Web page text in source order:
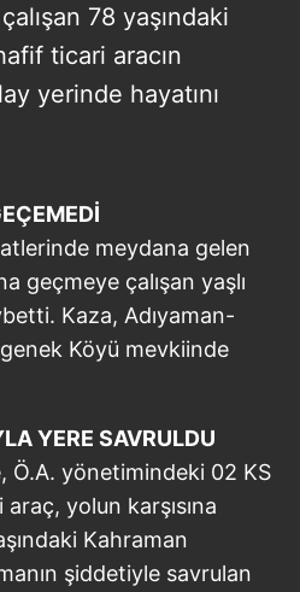
78 yaşındaki
ticari aracın
yerinde hayatını
meydana gelen
geçmeye çalışan yaşlı
Kaza, Adıyaman-
Köyü mevkiinde
YERE SAVRULDU
Ö.A. yönetimindeki 02 KS
yolun karşısına
Kahraman
şiddetiyle savrulan